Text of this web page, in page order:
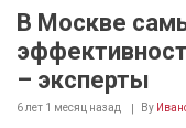
В Москве
– эксперты
6 лет 1 месяц назад By